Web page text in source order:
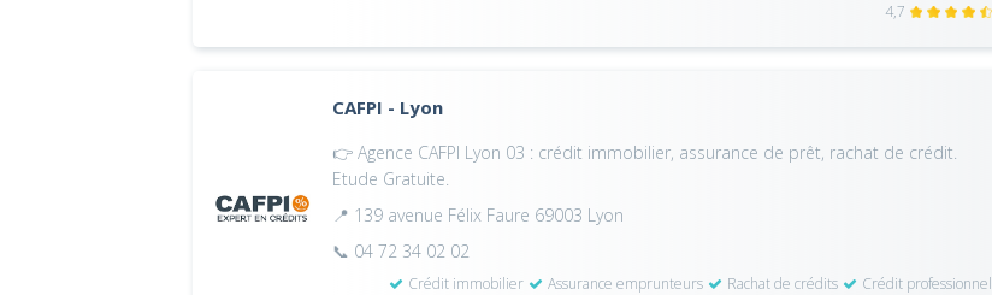
4,7
CAFPI - Lyon
👉 Agence CAFPI Lyon 03 : crédit immobilier, assurance de prêt, rachat de crédit.
Etude Gratuite.
📍 139 avenue Félix Faure 69003 Lyon
📞 04 72 34 02 02
Crédit immobilier Assurance emprunteurs Rachat de crédits
Crédit professionnel